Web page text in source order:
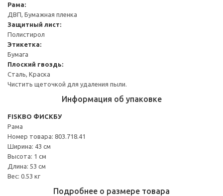
Рама:
ДВП, Бумажная пленка
Защитный лист:
Полистирол
Этикетка:
Бумага
Плоский гвоздь:
Сталь, Краска
Чистить щеточкой для удаления пыли.
Информация об упаковке
FISKBO ФИСКБУ
Рама
Номер товара: 803.718.41
Ширина: 43 см
Высота: 1 см
Длина: 53 см
Вес: 0.53 кг
Подробнее о размере товара